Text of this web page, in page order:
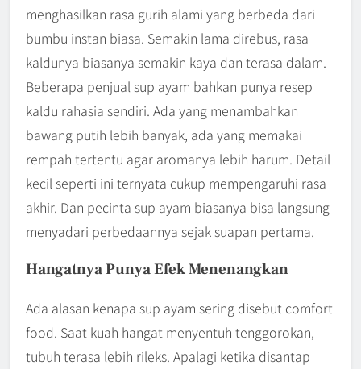
menghasilkan rasa gurih alami yang berbeda dari
bumbu instan biasa. Semakin lama direbus, rasa
kaldunya biasanya semakin kaya dan terasa dalam.
Beberapa penjual sup ayam bahkan punya resep
kaldu rahasia sendiri. Ada yang menambahkan
bawang putih lebih banyak, ada yang memakai
rempah tertentu agar aromanya lebih harum. Detail
kecil seperti ini ternyata cukup mempengaruhi rasa
akhir. Dan pecinta sup ayam biasanya bisa langsung
menyadari perbedaannya sejak suapan pertama.
Hangatnya Punya Efek Menenangkan
Ada alasan kenapa sup ayam sering disebut comfort
food. Saat kuah hangat menyentuh tenggorokan,
tubuh terasa lebih rileks. Apalagi ketika disantap